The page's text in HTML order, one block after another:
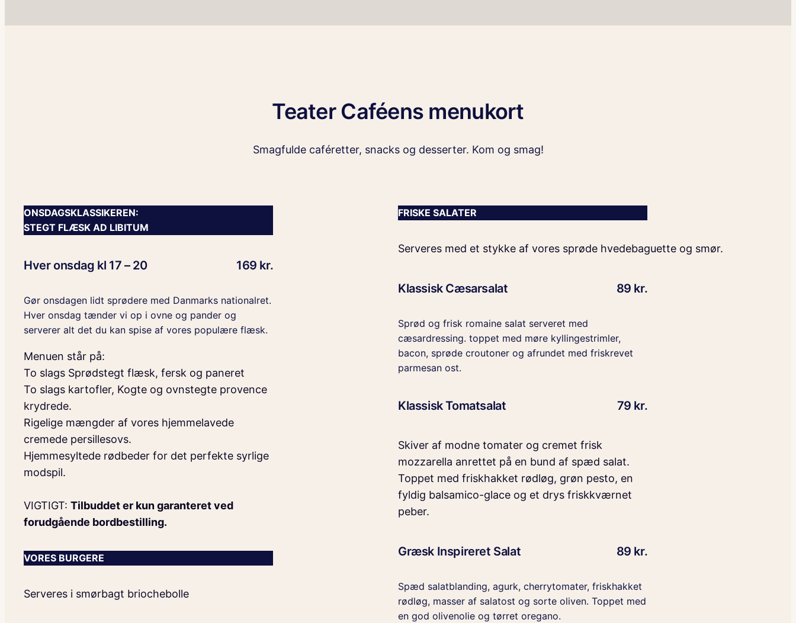
Teater Caféens menukort
Smagfulde caféretter, snacks og desserter. Kom og smag!
ONSDAGSKLASSIKEREN:
STEGT FLÆSK AD LIBITUM
Hver onsdag kl 17 – 20 169 kr.
Gør onsdagen lidt sprødere med Danmarks nationalret.
Hver onsdag tænder vi op i ovne og pander og
serverer alt det du kan spise af vores populære flæsk.
Menuen står på:
To slags Sprødstegt flæsk, fersk og paneret
To slags kartofler, Kogte og ovnstegte provence
krydrede.
Rigelige mængder af vores hjemmelavede
cremede persillesovs.
Hjemmesyltede rødbeder for det perfekte syrlige
modspil.
VIGTIGT: Tilbuddet er kun garanteret ved
forudgående bordbestilling.
VORES BURGERE
Serveres i smørbagt briochebolle
FRISKE SALATER
Serveres med et stykke af vores sprøde hvedebaguette og smør.
Klassisk Cæsarsalat 89 kr.
Sprød og frisk romaine salat serveret med
cæsardressing. toppet med møre kyllingestrimler,
bacon, sprøde croutoner og afrundet med friskrevet
parmesan ost.
Klassisk Tomatsalat 79 kr.
Skiver af modne tomater og cremet frisk
mozzarella anrettet på en bund af spæd salat.
Toppet med friskhakket rødløg, grøn pesto, en
fyldig balsamico-glace og et drys friskkværnet
peber.
Græsk Inspireret Salat 89 kr.
Spæd salatblanding, agurk, cherrytomater, friskhakket
rødløg, masser af salatost og sorte oliven. Toppet med
en god olivenolie og tørret oregano.